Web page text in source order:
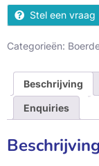
Stel een vraag
Categorieën:
Beschrijving
Enquiries
Beschrijving